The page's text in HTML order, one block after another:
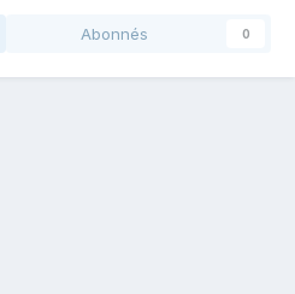
Abonnés 0